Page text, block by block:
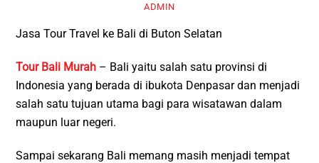
ADMIN
Jasa Tour Travel ke Bali di Buton Selatan
Tour Bali Murah – Bali yaitu salah satu provinsi di
Indonesia yang berada di ibukota Denpasar dan menjadi
salah satu tujuan utama bagi para wisatawan dalam
maupun luar negeri.
Sampai sekarang Bali memang masih menjadi tempat